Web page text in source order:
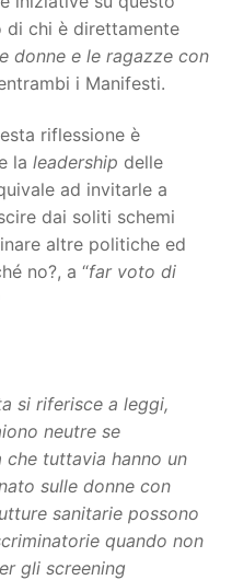
di chi è direttamente
donne e le ragazze con
i Manifesti.
riflessione è
e la leadership delle
ad invitarle a
dai soliti schemi
altre politiche ed
no?, a “far voto di
si riferisce a leggi,
neutre se
tuttavia hanno un
sulle donne con
sanitarie possono
quando non
gli screening